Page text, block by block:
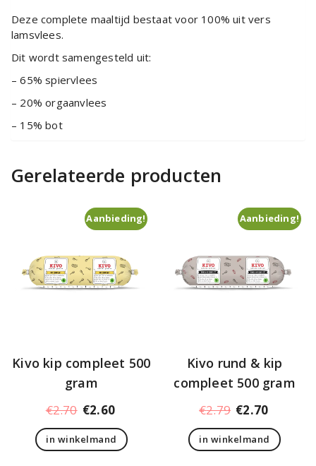
Deze complete maaltijd bestaat voor 100% uit vers
lamsvlees.
Dit wordt samengesteld uit:
– 65% spiervlees
– 20% orgaanvlees
– 15% bot
Gerelateerde producten
Aanbieding!
Kivo kip compleet 500
gram
€2.70 Oorspronkelijke
prijs
was:
€2.60
prijs
is:
in winkelmand
Aanbieding!
Kivo rund & kip
compleet 500 gram
€2.79
prijs
was:
€2.70
prijs
is:
in winkelmand